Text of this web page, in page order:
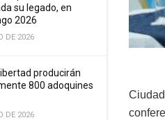
su legado, en
2026
DE 2026
producirán
800 adoquines
DE 2026